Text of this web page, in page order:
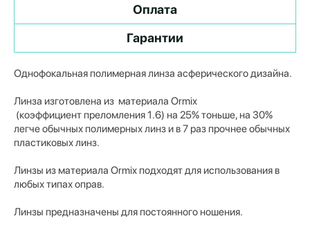
Оплата
Гарантии
Однофокальная полимерная линза асферического дизайна.
Линза изготовлена из материала Ormix
(коэффициент преломления 1.6) на 25% тоньше, на 30%
легче обычных полимерных линз и в 7 раз прочнее обычных
пластиковых линз.
Линзы из материала Ormix подходят для использования в
любых типах оправ.
Линзы предназначены для постоянного ношения.